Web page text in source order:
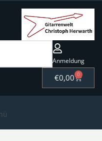
Anmeldung
€0,00 0